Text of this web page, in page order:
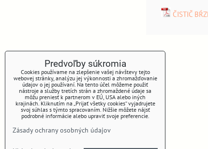
ČISTIČ
KONTAKT
Názov firmy: MIKNOR s.r.o.
Sídlo firmy a korešpodenčná adresa:
Vlky 149
Predvoľby súkromia
Cookies používame na zlepšenie vašej návštevy tejto
webovej stránky, analýzu jej výkonnosti a zhromažďovanie
údajov o jej používaní. Na tento účel môžeme použiť
nástroje a služby tretích strán a zhromaždené údaje sa
môžu preniesť k partnerom v EÚ, USA alebo iných
krajinách. Kliknutím na „Prijať všetky cookies“ vyjadrujete
svoj súhlas s týmto spracovaním. Nižšie môžete nájsť
podrobné informácie alebo upraviť svoje preferencie.
Zásady ochrany osobných údajov